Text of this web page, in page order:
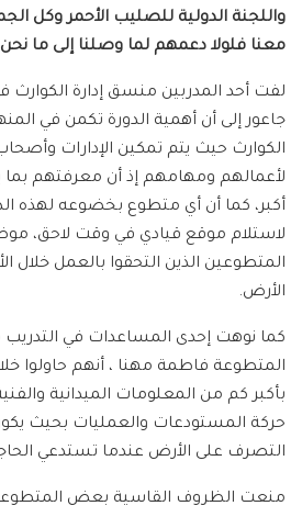
واللجنة الدولية للصليب الأحمر وكل
معنا فلولا دعمهم لما وصلنا إلى ما نحن
لفت أحد المدربين منسق إدارة
جاعور إلى أن أهمية الدورة تكمن في
الكوارث حيث يتم تمكين الإدارات
لأعمالهم ومهامهم إذ أن معرفتهم
أكبر، كما أن أي متطوع بخضوعه لهذه
لاستلام موقع قيادي في وقت لاحق،
المتطوعين الذين التحقوا بالعمل خلال
الأرض.
كما نوهت إحدى المساعدات في
المتطوعة فاطمة مهنا ، أنهم حاولوا
بأكبر كم من المعلومات الميدانية
حركة المستودعات والعمليات بحيث
التصرف على الأرض عندما تستدعي
منعت الظروف القاسية بعض